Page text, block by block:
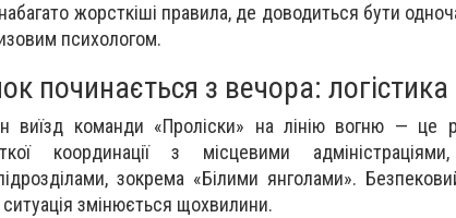
жорсткіші правила, де доводиться бути
психологом.
починається з вечора:
виїзд команди «Проліски» на лінію вогню — це
координації з місцевими
зокрема «Білими янголами».
змінюється щохвилини.